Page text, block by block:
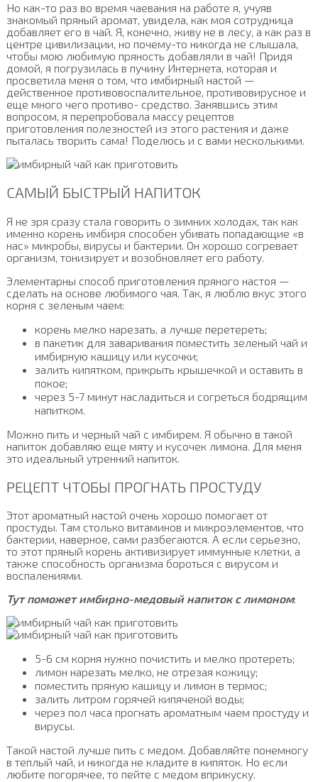
Но как-то раз во время чаевания на работе я, учуяв
знакомый пряный аромат, увидела, как моя сотрудница
добавляет его в чай. Я, конечно, живу не в лесу, а как раз в
центре цивилизации, но почему-то никогда не слышала,
чтобы мою любимую пряность добавляли в чай! Придя
домой, я погрузилась в пучину Интернета, которая и
просветила меня о том, что имбирный настой —
действенное противовоспалительное, противовирусное и
еще много чего противо- средство. Занявшись этим
вопросом, я перепробовала массу рецептов
приготовления полезностей из этого растения и даже
пыталась творить сама! Поделюсь и с вами несколькими.
САМЫЙ БЫСТРЫЙ НАПИТОК
Я не зря сразу стала говорить о зимних холодах, так как
именно корень имбиря способен убивать попадающие «в
нас» микробы, вирусы и бактерии. Он хорошо согревает
организм, тонизирует и возобновляет его работу.
Элементарны способ приготовления пряного настоя —
сделать на основе любимого чая. Так, я люблю вкус этого
корня с зеленым чаем:
корень мелко нарезать, а лучше перетереть;
в пакетик для заваривания поместить зеленый чай и
имбирную кашицу или кусочки;
залить кипятком, прикрыть крышечкой и оставить в
покое;
через 5-7 минут насладиться и согреться бодрящим
напитком.
Можно пить и черный чай с имбирем. Я обычно в такой
напиток добавляю еще мяту и кусочек лимона. Для меня
это идеальный утренний напиток.
РЕЦЕПТ ЧТОБЫ ПРОГНАТЬ ПРОСТУДУ
Этот ароматный настой очень хорошо помогает от
простуды. Там столько витаминов и микроэлементов, что
бактерии, наверное, сами разбегаются. А если серьезно,
то этот пряный корень активизирует иммунные клетки, а
также способность организма бороться с вирусом и
воспалениями.
Тут поможет имбирно-медовый напиток с лимоном:
5-6 см корня нужно почистить и мелко протереть;
лимон нарезать мелко, не отрезая кожицу;
поместить пряную кашицу и лимон в термос;
залить литром горячей кипяченой воды;
через пол часа прогнать ароматным чаем простуду и
вирусы.
Такой настой лучше пить с медом. Добавляйте понемногу
в теплый чай, и никогда не кладите в кипяток. Но если
любите погорячее, то пейте с медом вприкуску.